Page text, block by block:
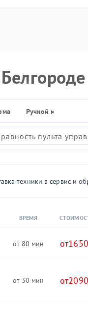
Ручной массажер
пульта
техники в сервис и
ВРЕМЯ
80 1650
30 2090